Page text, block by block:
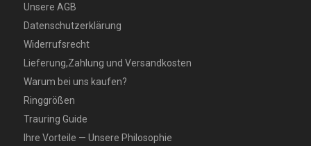
Unsere AGB
Datenschutzerklärung
Widerrufsrecht
Lieferung,Zahlung und Versandkosten
Warum bei uns kaufen?
Ringgrößen
Trauring Guide
Ihre Vorteile — Unsere Philosophie